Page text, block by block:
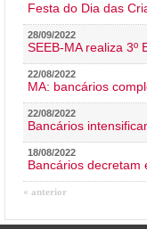
Festa do Dia das
28/09/2022
SEEB-MA realiza 3º
22/08/2022
MA: bancários
22/08/2022
Bancários
18/08/2022
Bancários decretam
« anterior